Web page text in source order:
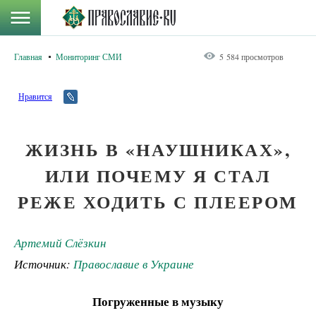
Главная Мониторинг СМИ 5 584 просмотров
Нравится
ЖИЗНЬ В «НАУШНИКАХ»,
ИЛИ ПОЧЕМУ Я СТАЛ
РЕЖЕ ХОДИТЬ С ПЛЕЕРОМ
Артемий Слёзкин
Источник: Православие в Украине
Погруженные в музыку